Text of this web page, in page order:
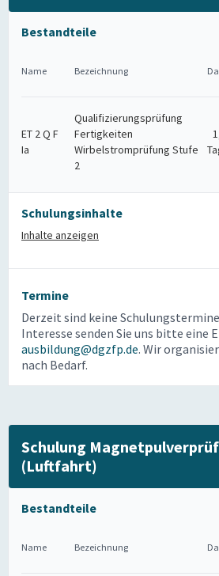
Bestandteile
Name Bezeichnung
ET 2 Q F
Ia
Qualifizierungsprüfung
Fertigkeiten
Wirbelstromprüfung Stufe
2
Schulungsinhalte
Inhalte anzeigen
Termine
Derzeit sind keine
Interesse senden Sie uns bitte eine
ausbildung@dgzfp.de. Wir
nach Bedarf.
Schulung
(Luftfahrt)
Bestandteile
Name Bezeichnung